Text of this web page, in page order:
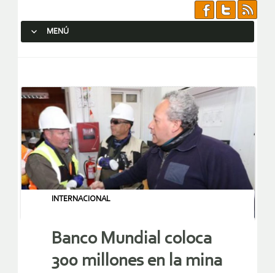
MENÚ
INTERNACIONAL
Banco Mundial coloca
300 millones en la mina